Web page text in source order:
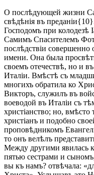
О послѣдующей жизни
свѣдѣнія въ
Господомъ при колодезѣ
Самимъ Спасителемъ
послѣдствіи совершенно
имени. Она была
своемъ отечествѣ, но и
Италіи. Вмѣстѣ съ
многихъ обратила ко
Викторъ, служилъ въ
воеводой въ Италіи съ
христіанство; но,
христіанъ и подобно
проповѣдникомъ
то онъ велѣлъ
Между другими явилась
пятью сестрами и
вы къ намъ? отвѣчала: